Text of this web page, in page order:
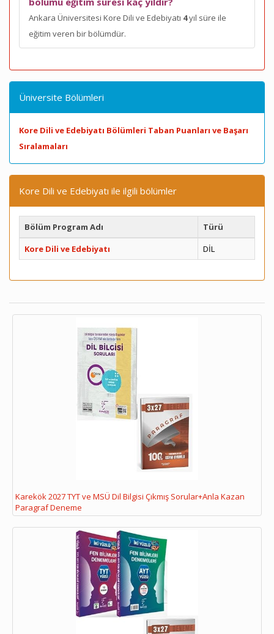
Ankara Üniversitesi Kore Dili ve Edebiyatı 4yıl süre ile
eğitim veren bir bölümdür.
Üniversite Bölümleri
Kore Dili ve Edebiyatı Bölümleri Taban Puanları ve Başarı
Sıralamaları
Kore Dili ve Edebiyatı ile ilgili bölümler
Bölüm Program Adı
Türü
Kore Dili ve Edebiyatı
DİL
Karekök 2027 TYT ve MSÜ Dil Bilgisi Çıkmış Sorular+Anla Kazan
Paragraf Deneme